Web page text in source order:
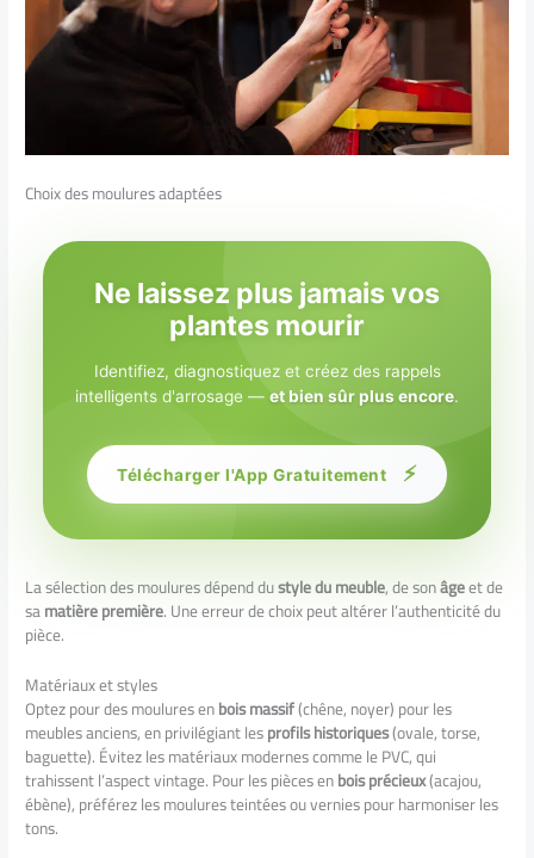
Choix des moulures adaptées
Ne laissez plus jamais vos
plantes mourir
Identifiez, diagnostiquez et créez des rappels
intelligents d'arrosage — et bien sûr plus encore.
Télécharger l'App Gratuitement ⚡
La sélection des moulures dépend dustyle du meuble, de sonâgeet de
samatière première. Une erreur de choix peut altérer l’authenticité du
pièce.
Matériaux et styles
Optez pour des moulures enbois massif(chêne, noyer) pour les
meubles anciens, en privilégiant lesprofils historiques(ovale, torse,
baguette). Évitez les matériaux modernes comme le PVC, qui
trahissent l’aspect vintage. Pour les pièces enbois précieux(acajou,
ébène), préférez les moulures teintées ou vernies pour harmoniser les
tons.